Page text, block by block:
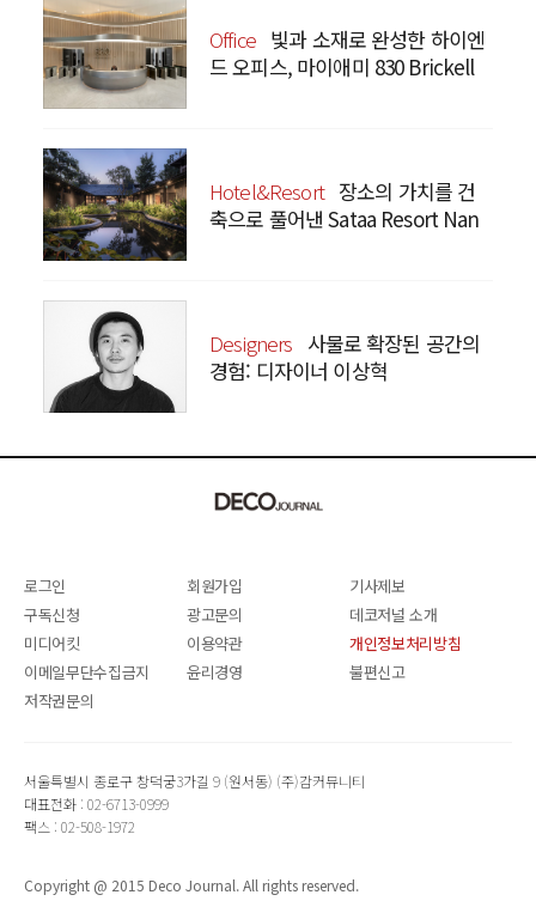
Office 빛과 소재로 완성한 하이엔
드 오피스, 마이애미 830 Brickell
Hotel&Resort 장소의 가치를 건
축으로 풀어낸 Sataa Resort Nan
Designers 사물로 확장된 공간의
경험: 디자이너 이상혁
로그인 회원가입
기사제보
구독신청
광고문의
데코저널 소개
미디어킷
이용약관
개인정보처리방침
이메일무단수집금지
윤리경영
불편신고
저작권문의
서울특별시 종로구 창덕궁3가길 9 (원서동) (주)감커뮤니티
대표전화 : 02-6713-0999
팩스 : 02-508-1972
Copyright @ 2015 Deco Journal. All rights reserved.